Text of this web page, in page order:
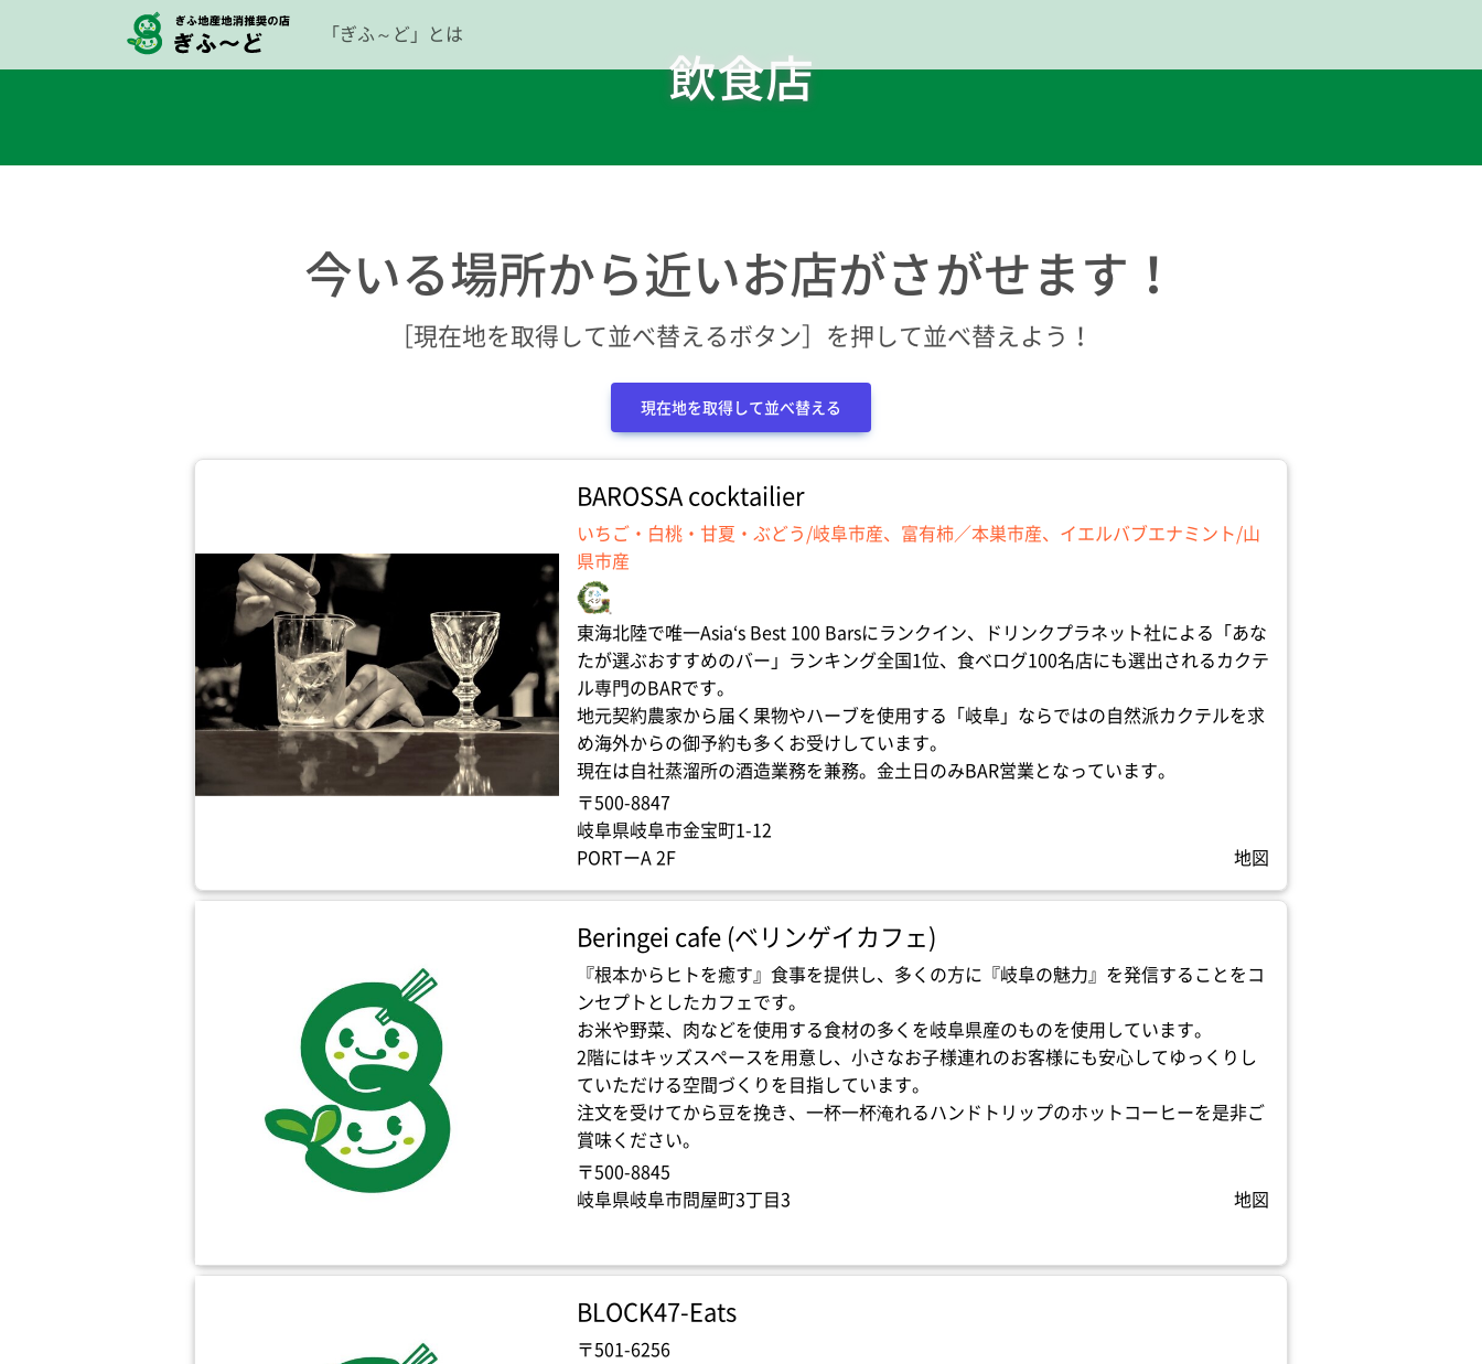
「ぎふ～ど」とは
飲食店
今いる場所から近いお店がさがせます！
［現在地を取得して並べ替えるボタン］を押して並べ替えよう！
現在地を取得して並べ替える
BAROSSA cocktailier
いちご・白桃・甘夏・ぶどう/岐阜市産、富有柿／本巣市産、イエルバブエナミント/山
県市産
東海北陸で唯一Asia‘s Best 100 Barsにランクイン、ドリンクプラネット社による「あな
たが選ぶおすすめのバー」ランキング全国1位、食べログ100名店にも選出されるカクテ
ル専門のBARです。
地元契約農家から届く果物やハーブを使用する「岐阜」ならではの自然派カクテルを求
め海外からの御予約も多くお受けしています。
現在は自社蒸溜所の酒造業務を兼務。金土日のみBAR営業となっています。
〒500-8847
岐阜県岐阜市金宝町1-12
PORTーA 2F
地図
Beringei cafe (ベリンゲイカフェ)
『根本からヒトを癒す』食事を提供し、多くの方に『岐阜の魅力』を発信することをコ
ンセプトとしたカフェです。
お米や野菜、肉などを使用する食材の多くを岐阜県産のものを使用しています。
2階にはキッズスペースを用意し、小さなお子様連れのお客様にも安心してゆっくりし
ていただける空間づくりを目指しています。
注文を受けてから豆を挽き、一杯一杯淹れるハンドトリップのホットコーヒーを是非ご
賞味ください。
〒500-8845
岐阜県岐阜市問屋町3丁目3
地図
BLOCK47-Eats
〒501-6256